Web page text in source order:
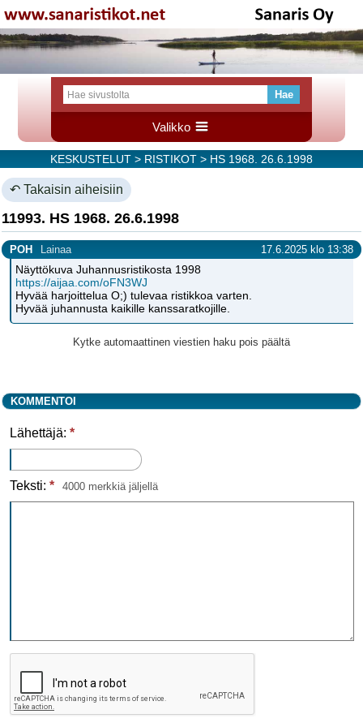
Valikko
KESKUSTELUT > RISTIKOT > HS 1968. 26.6.1998
↶ Takaisin aiheisiin
11993. HS 1968. 26.6.1998
POH Lainaa 17.6.2025 klo 13:38
Näyttökuva Juhannusristikosta 1998
https://aijaa.com/oFN3WJ
Hyvää harjoittelua O;) tulevaa ristikkoa varten.
Hyvää juhannusta kaikille kanssaratkojille.
Kytke automaattinen viestien haku pois päältä
KOMMENTOI
Lähettäjä: *
Teksti: * 4000 merkkiä jäljellä